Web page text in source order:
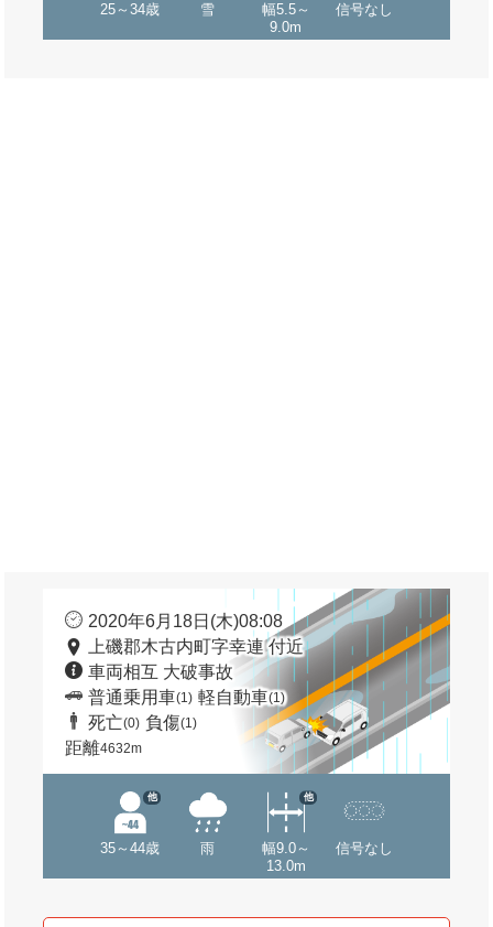
25～34歳 雪
幅5.5～
9.0m
信号なし
2020年6月18日(木)08:08
上磯郡木古内町字幸連 付近
車両相互 大破事故
普通乗用車(1) 軽自動車(1)
死亡(0) 負傷(1)
距離4632m
35～44歳
他
雨
幅9.0～
13.0m
他
信号なし